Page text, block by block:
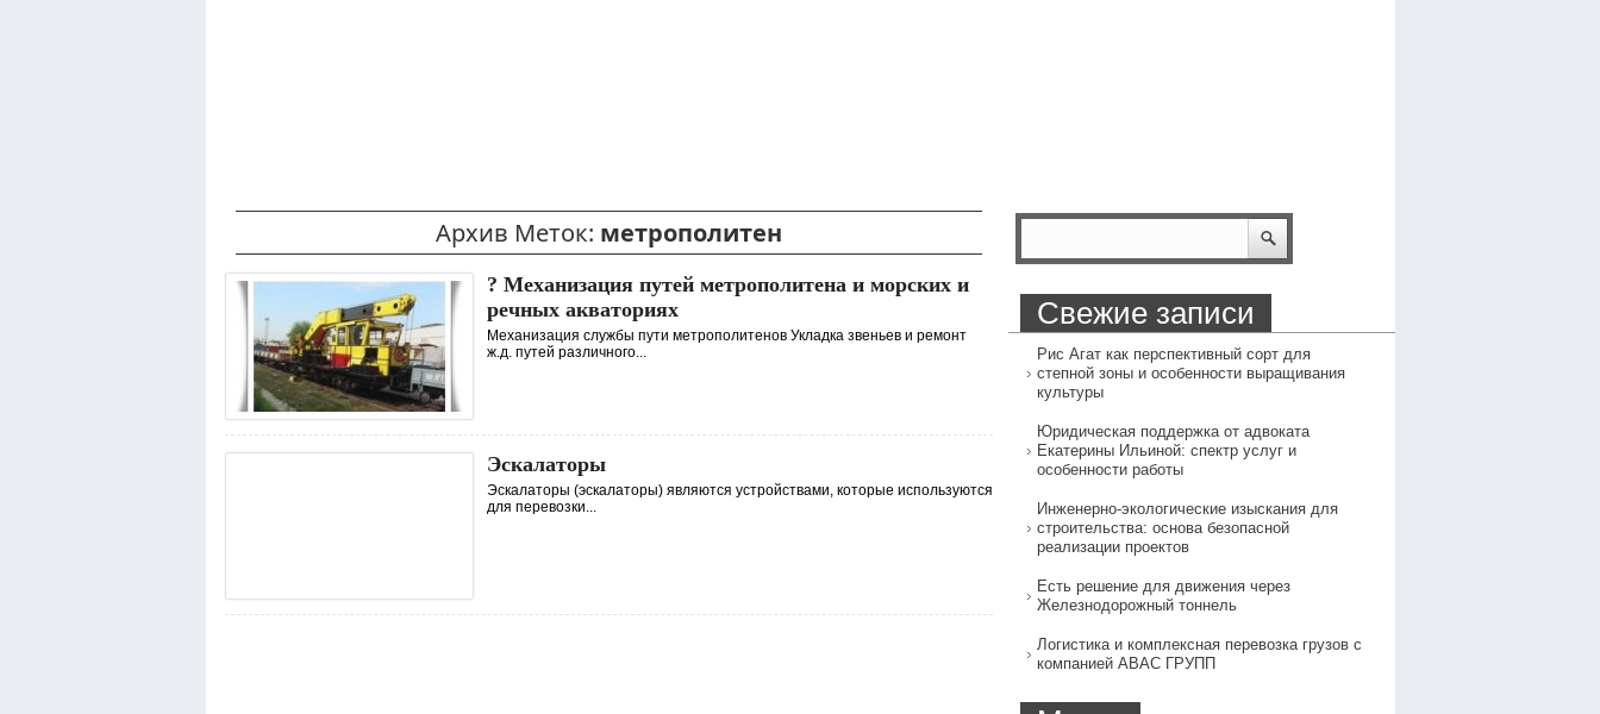
Архив Меток: метрополитен
? Механизация путей метрополитена и морских и
речных акваториях
Механизация службы пути метрополитенов Укладка звеньев и ремонт
ж.д. путей различного...
Эскалаторы
Эскалаторы (эскалаторы) являются устройствами, которые используются
для перевозки...
Свежие записи
Рис Агат как перспективный сорт для
степной зоны и особенности выращивания
культуры
Юридическая поддержка от адвоката
Екатерины Ильиной: спектр услуг и
особенности работы
Инженерно-экологические изыскания для
строительства: основа безопасной
реализации проектов
Есть решение для движения через
Железнодорожный тоннель
Логистика и комплексная перевозка грузов с
компанией АВАС ГРУПП